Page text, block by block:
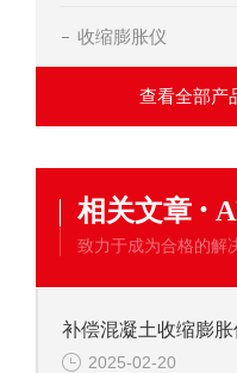
收缩膨胀仪
查看全部产
相关文章 ·
致力于成为合格的解
2025-02-20